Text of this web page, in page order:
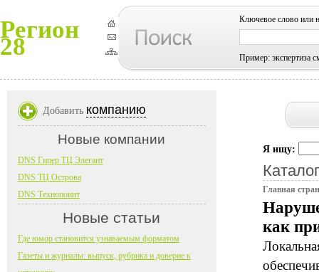
Регион
28
Ключевое слово или
Пример: экспертиза
Я ищу:
Главная
как
Добавить компанию
Новые компании
DNS Гипер ТЦ Элегант
DNS ТЦ Острова
DNS Технопоинт
Новые статьи
Где юмор становится узнаваемым форматом
Газеты и журналы: выпуск, рубрика и доверие к